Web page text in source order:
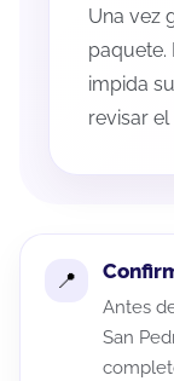
Una vez
paquete.
impida
revisar
Antes
San